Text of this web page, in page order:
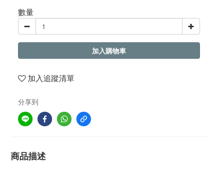
數量
加入購物車
加入追蹤清單
分享到
商品描述